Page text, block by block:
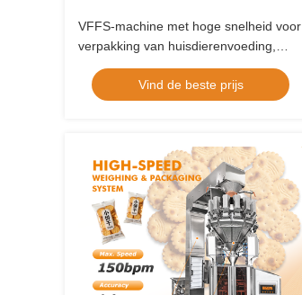
VFFS-machine met hoge snelheid voor
verpakking van huisdierenvoeding,
snacks en noten met 80-200
zakken/minVind de beste prijs